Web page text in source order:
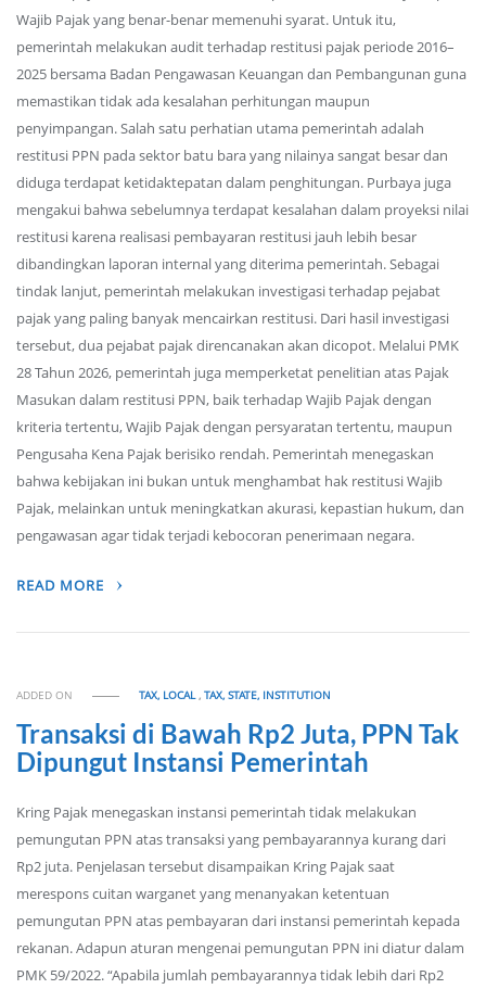
Wajib Pajak yang benar-benar memenuhi syarat. Untuk itu,
pemerintah melakukan audit terhadap restitusi pajak periode 2016–
2025 bersama Badan Pengawasan Keuangan dan Pembangunan guna
memastikan tidak ada kesalahan perhitungan maupun
penyimpangan. Salah satu perhatian utama pemerintah adalah
restitusi PPN pada sektor batu bara yang nilainya sangat besar dan
diduga terdapat ketidaktepatan dalam penghitungan. Purbaya juga
mengakui bahwa sebelumnya terdapat kesalahan dalam proyeksi nilai
restitusi karena realisasi pembayaran restitusi jauh lebih besar
dibandingkan laporan internal yang diterima pemerintah. Sebagai
tindak lanjut, pemerintah melakukan investigasi terhadap pejabat
pajak yang paling banyak mencairkan restitusi. Dari hasil investigasi
tersebut, dua pejabat pajak direncanakan akan dicopot. Melalui PMK
28 Tahun 2026, pemerintah juga memperketat penelitian atas Pajak
Masukan dalam restitusi PPN, baik terhadap Wajib Pajak dengan
kriteria tertentu, Wajib Pajak dengan persyaratan tertentu, maupun
Pengusaha Kena Pajak berisiko rendah. Pemerintah menegaskan
bahwa kebijakan ini bukan untuk menghambat hak restitusi Wajib
Pajak, melainkan untuk meningkatkan akurasi, kepastian hukum, dan
pengawasan agar tidak terjadi kebocoran penerimaan negara.
READ MORE
ADDED ON TAX, LOCAL,TAX, STATE, INSTITUTION
Transaksi di Bawah Rp2 Juta, PPN Tak
Dipungut Instansi Pemerintah
Kring Pajak menegaskan instansi pemerintah tidak melakukan
pemungutan PPN atas transaksi yang pembayarannya kurang dari
Rp2 juta. Penjelasan tersebut disampaikan Kring Pajak saat
merespons cuitan warganet yang menanyakan ketentuan
pemungutan PPN atas pembayaran dari instansi pemerintah kepada
rekanan. Adapun aturan mengenai pemungutan PPN ini diatur dalam
PMK 59/2022. “Apabila jumlah pembayarannya tidak lebih dari Rp2